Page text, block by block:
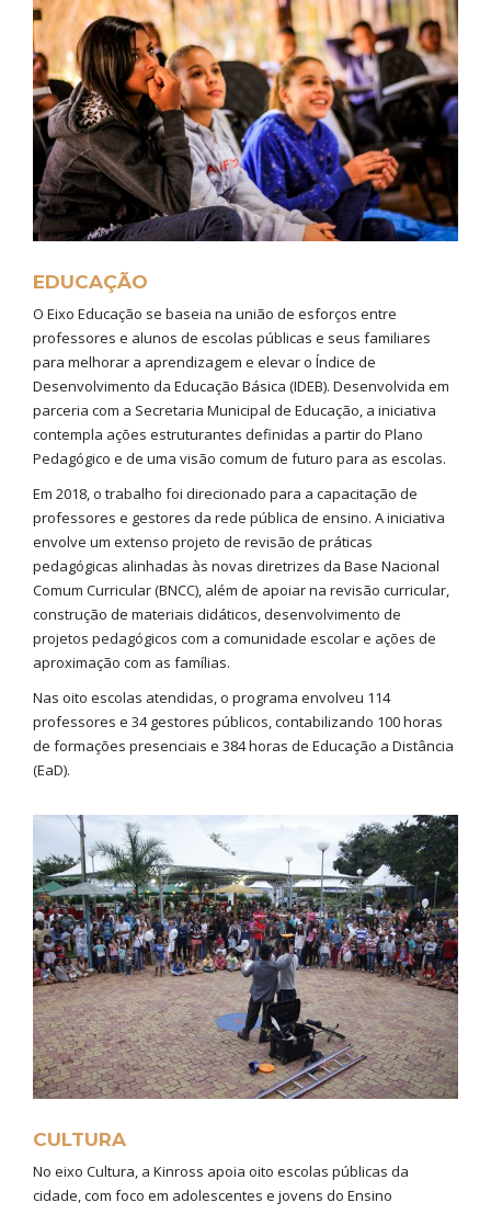
EDUCAÇÃO
O Eixo Educação se baseia na união de esforços entre
professores e alunos de escolas públicas e seus familiares
para melhorar a aprendizagem e elevar o Índice de
Desenvolvimento da Educação Básica (IDEB). Desenvolvida em
parceria com a Secretaria Municipal de Educação, a iniciativa
contempla ações estruturantes definidas a partir do Plano
Pedagógico e de uma visão comum de futuro para as escolas.
Em 2018, o trabalho foi direcionado para a capacitação de
professores e gestores da rede pública de ensino. A iniciativa
envolve um extenso projeto de revisão de práticas
pedagógicas alinhadas às novas diretrizes da Base Nacional
Comum Curricular (BNCC), além de apoiar na revisão curricular,
construção de materiais didáticos, desenvolvimento de
projetos pedagógicos com a comunidade escolar e ações de
aproximação com as famílias.
Nas oito escolas atendidas, o programa envolveu 114
professores e 34 gestores públicos, contabilizando 100 horas
de formações presenciais e 384 horas de Educação a Distância
(EaD).
CULTURA
No eixo Cultura, a Kinross apoia oito escolas públicas da
cidade, com foco em adolescentes e jovens do Ensino